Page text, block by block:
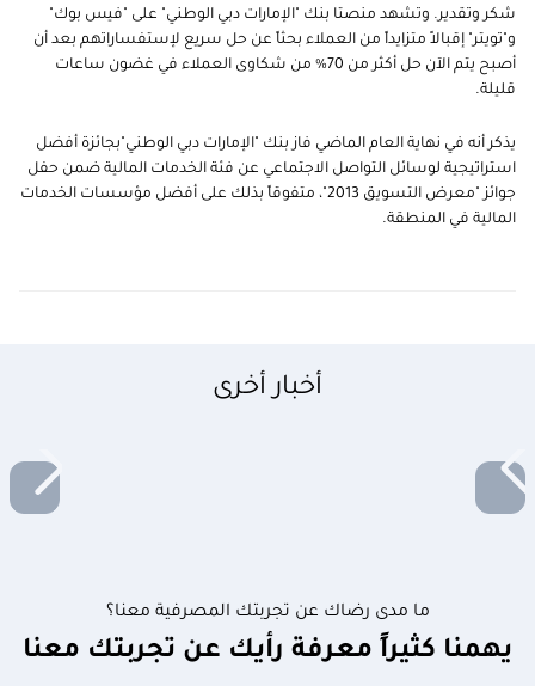
شكر وتقدير. وتشهد منصتا بنك "الإمارات دبي الوطني" على "فيس بوك"
و"تويتر" إقبالاً متزايداً من العملاء بحثاً عن حل سريع لإستفساراتهم بعد أن
أصبح يتم الآن حل أكثر من 70% من شكاوى العملاء في غضون ساعات
قليلة.
يذكر أنه في نهاية العام الماضي فاز بنك "الإمارات دبي الوطني"بجائزة أفضل
استراتيجية لوسائل التواصل الاجتماعي عن فئة الخدمات المالية ضمن حفل
جوائز "معرض التسويق 2013"، متفوقاً بذلك على أفضل مؤسسات الخدمات
المالية في المنطقة.
أخبار أخرى
ما مدى رضاك عن تجربتك المصرفية معنا؟
يهمنا كثيراً معرفة رأيك عن تجربتك معنا